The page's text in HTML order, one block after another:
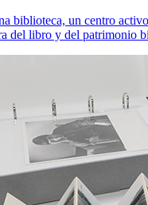
biblioteca, un centro
del libro y del patrimonio